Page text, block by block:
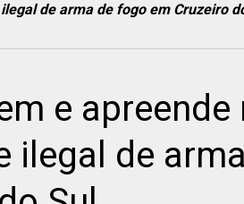
de arma de fogo em Cruzeiro
e apreende
ilegal de